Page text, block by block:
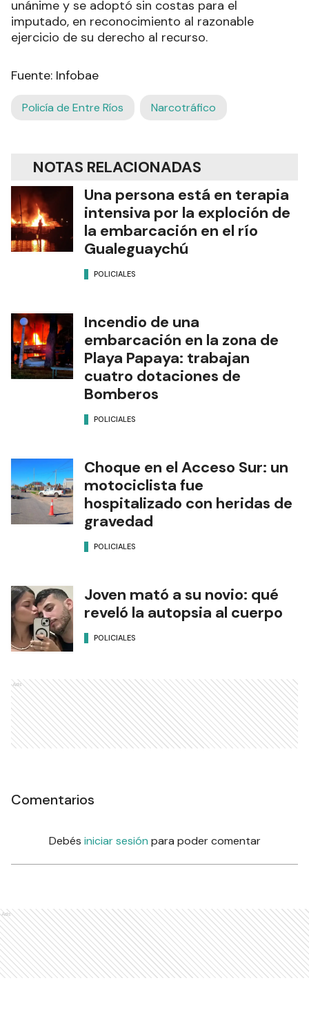
unánime y se adoptó sin costas para el
imputado, en reconocimiento al razonable
ejercicio de su derecho al recurso.
Fuente: Infobae
Policía de Entre Ríos Narcotráfico
NOTAS RELACIONADAS
Una persona está en terapia
intensiva por la exploción de
la embarcación en el río
Gualeguaychú
POLICIALES
Incendio de una
embarcación en la zona de
Playa Papaya: trabajan
cuatro dotaciones de
Bomberos
POLICIALES
Choque en el Acceso Sur: un
motociclista fue
hospitalizado con heridas de
gravedad
POLICIALES
Joven mató a su novio: qué
reveló la autopsia al cuerpo
POLICIALES
Ads
Comentarios
Debés iniciar sesión para poder comentar
Ads